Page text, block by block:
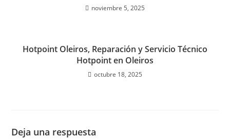
noviembre 5, 2025
Hotpoint Oleiros, Reparación y Servicio Técnico
Hotpoint en Oleiros
octubre 18, 2025
Deja una respuesta